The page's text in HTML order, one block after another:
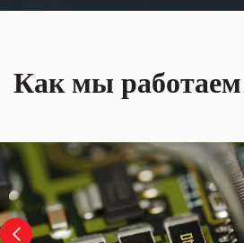
Как мы работаем